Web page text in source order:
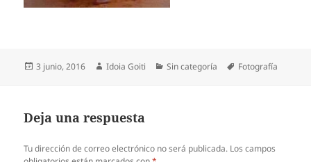
Publicado
3 junio, 2016 Autor
Idoia Goiti Categorías
Sin categoría Etiquetas
Fotografía
Deja una respuesta
Tu dirección de correo electrónico no será publicada. Los campos